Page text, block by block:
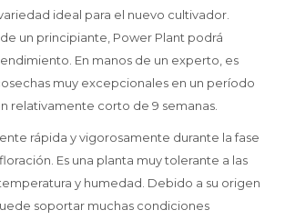
ideal para el nuevo cultivador.
un principiante, Power Plant podrá
En manos de un experto, es
muy excepcionales en un período
relativamente corto de 9 semanas.
rápida y vigorosamente durante la fase
Es una planta muy tolerante a las
y humedad. Debido a su origen
soportar muchas condiciones